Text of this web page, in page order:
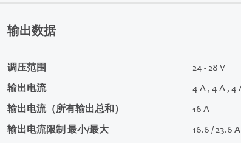
输出数据
调压范围 24 - 28 V
输出电流 4 A , 4 A , 4
输出电流（所有输出总和） 16 A
输出电流限制 最小/最大 16.6 / 23.6 A